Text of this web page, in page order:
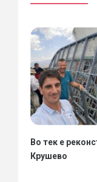
Во тек е
Крушево